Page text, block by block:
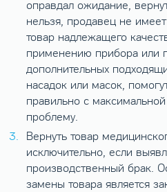
оправдал ожидание,
нельзя, продавец не
товар надлежащего
применению прибора или
дополнительных
насадок или масок,
правильно с
проблему.
Вернуть товар
исключительно, если
производственный брак.
замены товара является